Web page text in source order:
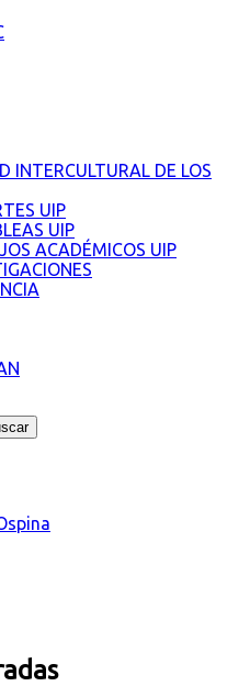
INTERCULTURAL DE LOS
UIP
UIP
ACADÉMICOS UIP